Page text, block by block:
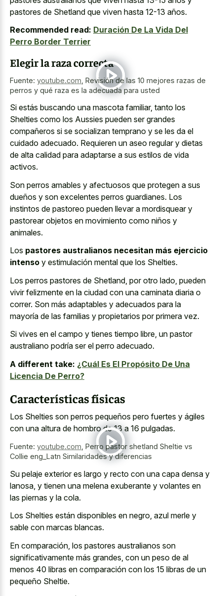
pastores de Shetland que viven hasta 12-13 años.
Recommended read: Duración De La Vida Del
Perro Border Terrier
Elegir la raza correcta
Fuente: youtube.com Revisión de las 10 mejores razas de
perros y qué raza es la adecuada para usted
Si estás buscando una mascota familiar, tanto los
Shelties como los Aussies pueden ser grandes
compañeros si se socializan temprano y se les da el
cuidado adecuado. Requieren un aseo regular y dietas
de alta calidad para adaptarse a sus estilos de vida
activos.
Son perros amables y afectuosos que protegen a sus
dueños y son excelentes perros guardianes. Los
instintos de pastoreo pueden llevar a mordisquear y
pastorear objetos en movimiento como niños y
animales.
Los pastores australianos necesitan más ejercicio
intenso y estimulación mental que los Shelties.
Los perros pastores de Shetland, por otro lado, pueden
vivir felizmente en la ciudad con una caminata diaria o
correr. Son más adaptables y adecuados para la
mayoría de las familias y propietarios por primera vez.
Si vives en el campo y tienes tiempo libre, un pastor
australiano podría ser el perro adecuado.
A different take: ¿Cuál Es El Propósito De Una
Licencia De Perro?
Características físicas
Los Shelties son perros pequeños pero fuertes y ágiles
con una altura de hombro de 13 a 16 pulgadas.
Fuente: youtube.com Perro pastor shetland Sheltie vs
Collie eng_Latn Similaridades y diferencias
Su pelaje exterior es largo y recto con una capa densa y
lanosa, y tienen una melena exuberante y volantes en
las piernas y la cola.
Los Shelties están disponibles en negro, azul merle y
sable con marcas blancas.
En comparación, los pastores australianos son
significativamente más grandes, con un peso de al
menos 40 libras en comparación con los 15 libras de un
pequeño Sheltie.